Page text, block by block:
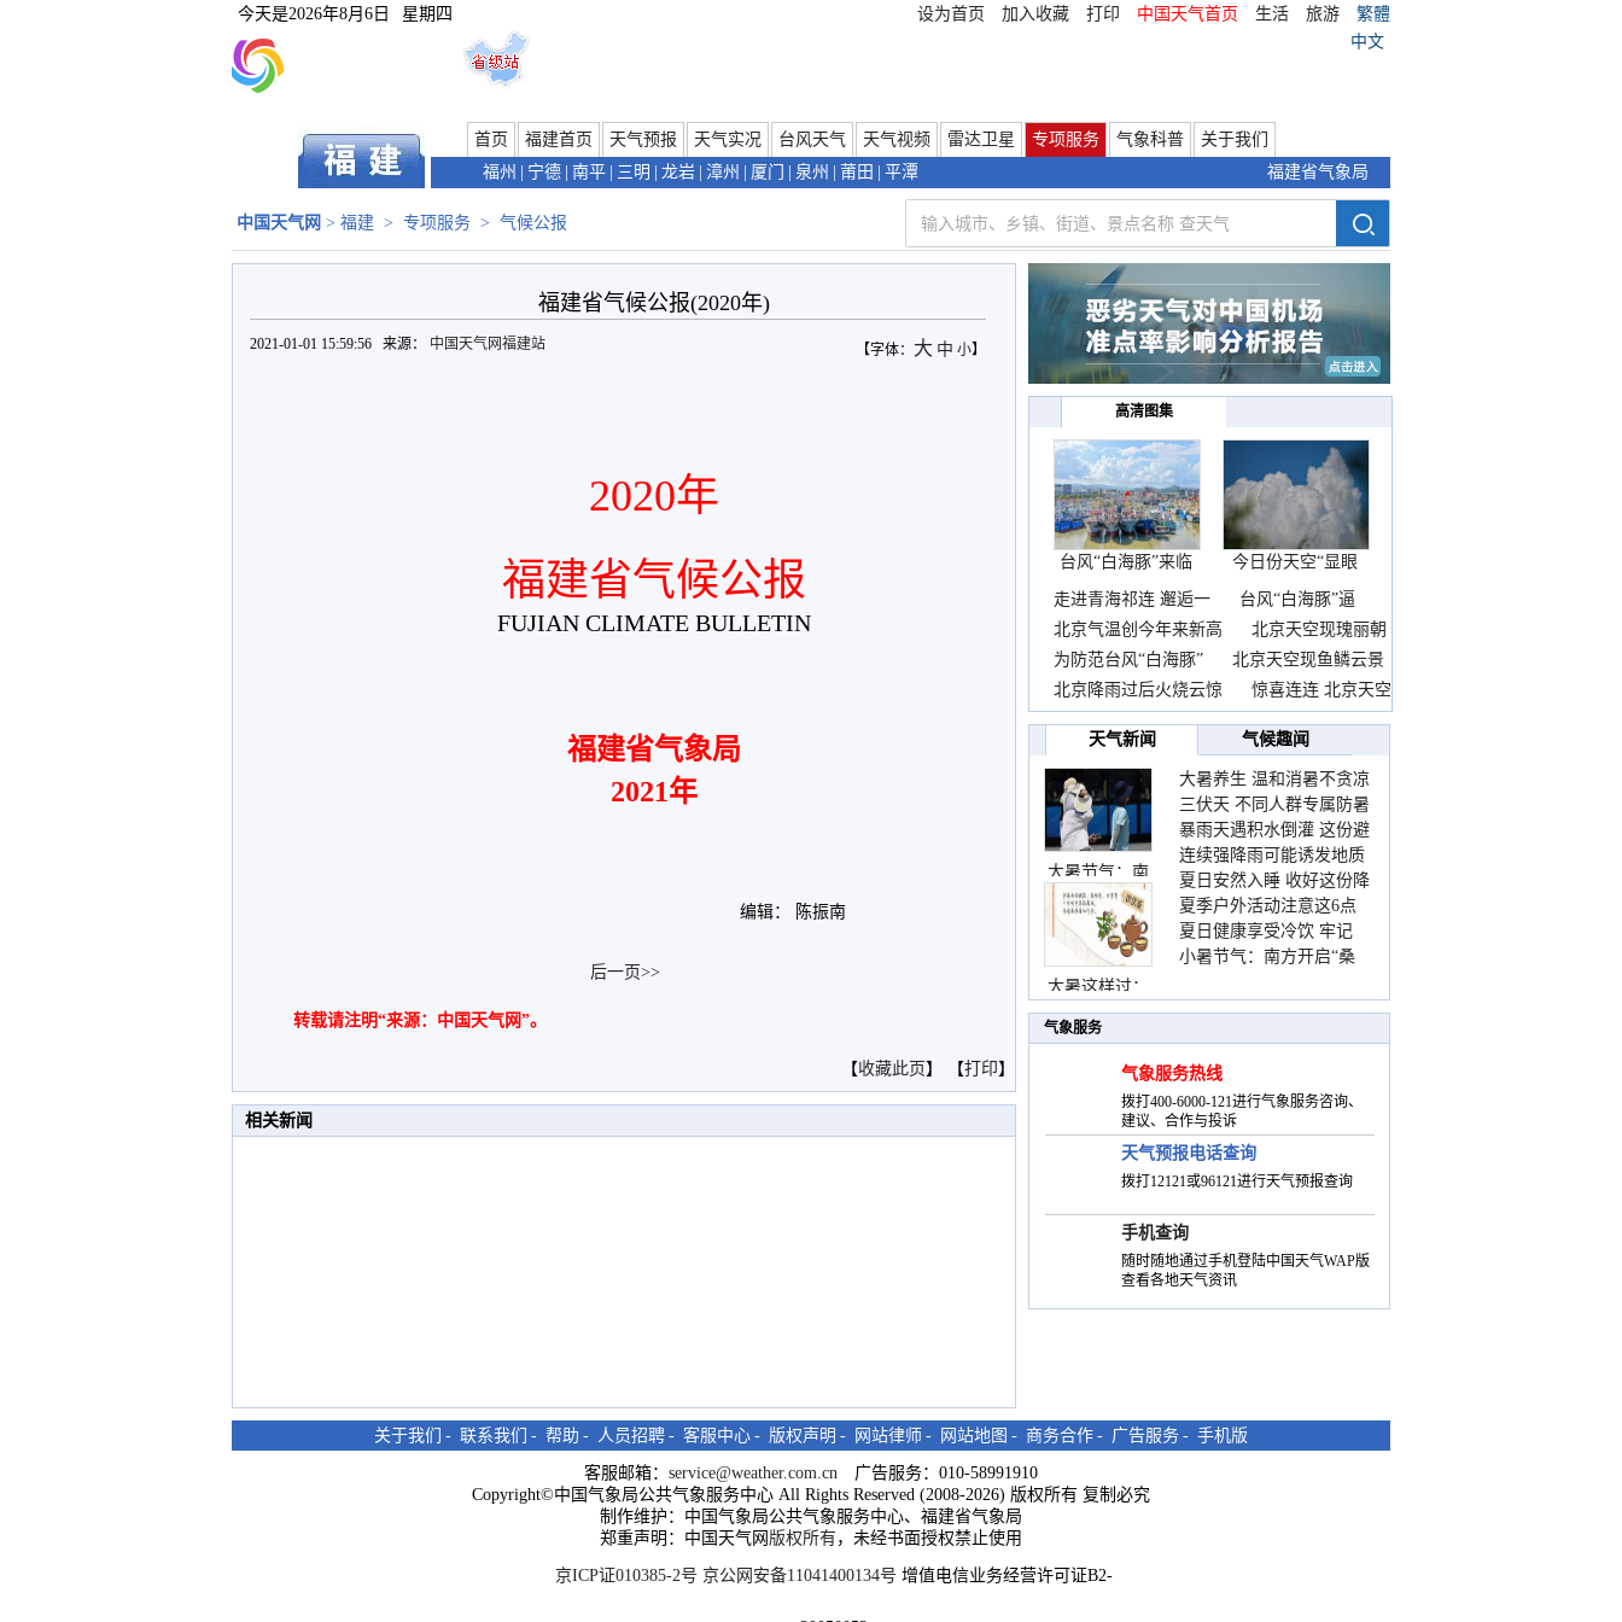
今天是2026年8月6日 星期四 设为首页 加入收藏 打印 中国天气首页 生活 旅游
繁體
中文
首页 福建首页 天气预报 天气实况 台风天气 天气视频 雷达卫星 专项服务 气象科普
关于我们
福州
宁德 南平 三明 龙岩 漳州 厦门 泉州 莆田 平潭 福建省气象局
中国天气网 > 福建 > 专项服务 > 气候公报
福建省气候公报(2020年)
【字体： 大 中 小】
2021-01-01 15:59:56 来源： 中国天气网福建站
2020年
福建省气候公报
FUJIAN CLIMATE BULLETIN
福建省气象局
2021年
编辑： 陈振南
后一页>>
转载请注明“来源：中国天气网”。
【收藏此页 】 【打印】
相关新闻
高清图集
台风“白海豚”来临
前
今日份天空“显眼
包”
走进青海祁连 邂逅一
台风“白海豚”逼
近
北京气温创今年来新高
北京天空现瑰丽朝
霞
为防范台风“白海豚”
北京天空现鱼鳞云景
观
北京降雨过后火烧云惊
惊喜连连 北京天空
现
天气新闻
气候趣闻
大暑节气：南
大暑这样过：
大暑养生 温和消暑不贪凉
三伏天 不同人群专属防暑
要点请收好
暴雨天遇积水倒灌 这份避
险提示请收好
连续强降雨可能诱发地质
灾害 这些前兆要知道
夏日安然入睡 收好这份降
温小贴士
夏季户外活动注意这6点
防暑健身两不误
夏日健康享受冷饮 牢记
“两注意一控制”
小暑节气：南方开启“桑
季
气象服务
气象服务热线
拨打400-6000-121进行气象服务咨询、
建议、合作与投诉
天气预报电话查询
拨打12121或96121进行天气预报查询
手机查询
随时随地通过手机登陆中国天气WAP版
查看各地天气资讯
关于我们 - 联系我们 - 帮助 - 人员招聘 - 客服中心 - 版权声明 - 网站律师 - 网站地图 - 商务合作 - 广告服务 - 手机版
客服邮箱： service@weather.com.cn 广告服务：010-58991910
Copyright©中国气象局公共气象服务中心 All Rights Reserved (2008-2026) 版权所有 复制必究
制作维护：中国气象局公共气象服务中心、福建省气象局
郑重声明：中国天气网 版权所有，未经书面授权禁止使用
京ICP证010385-2号 京公网安备11041400134号 增值电信业务经营许可证B2-